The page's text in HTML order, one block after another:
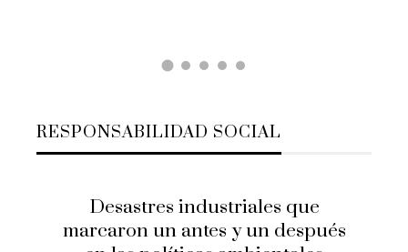
RESPONSABILIDAD SOCIAL
Desastres industriales que
marcaron un antes y un después